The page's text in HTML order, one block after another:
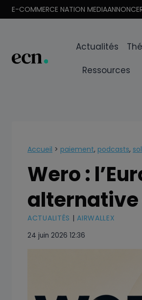
Aller
au
E-COMMERCE NATION MEDIA
Actualités
Ressources
Accueil > paiement, podcasts,
Wero :
alternative
ACTUALITÉS |AIRWALLEX
24 juin 2026 12:36